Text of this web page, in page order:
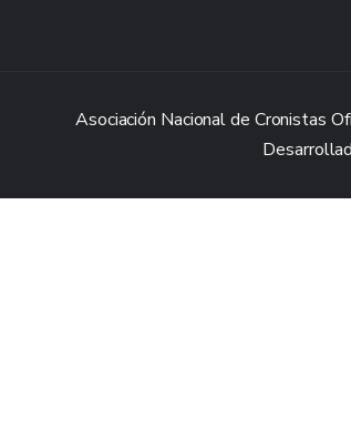
Asociación Nacional de Cronistas